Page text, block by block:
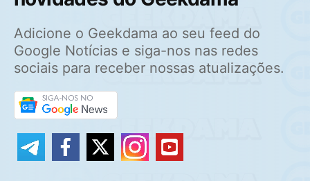
Adicione o Geekdama ao seu feed do
Google Notícias e siga-nos nas redes
sociais para receber nossas atualizações.